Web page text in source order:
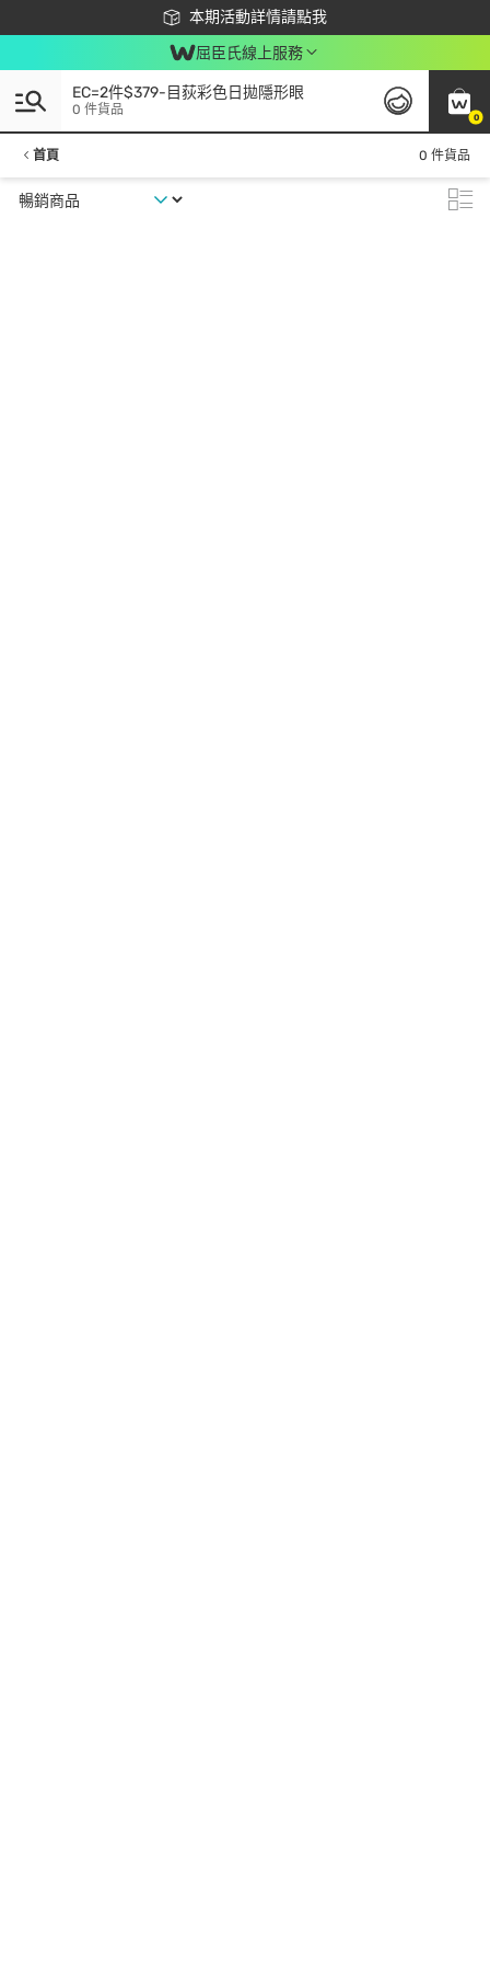
本期活動詳情請點我
下載app最高回饋$350
屈臣氏線上服務
0
EC=2件$379-目荻彩色日拋隱形眼
0 件貨品
首頁 0 件貨品